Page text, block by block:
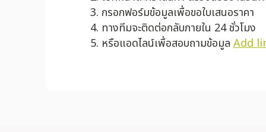
กรอกฟอร์มข้อมูลเพื่อขอใบเสนอราคา
ทางทีมจะติดต่อกลับภายใน 24 ชั่วโมง
หรือแอดไลน์เพื่อสอบถามข้อมูล Add